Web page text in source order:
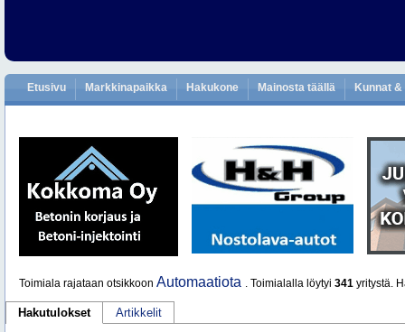
Etusivu Markkinapaikka Hakukone Mainosta täällä Kunnat
Toimiala rajataan otsikkoon Automaatiota . Toimialalla löytyi 341 yritystä.
Hakutulokset Artikkelit